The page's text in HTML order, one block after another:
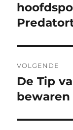
bericht:
VOLGENDE
Volgend
bericht:
De Tip
bewaren